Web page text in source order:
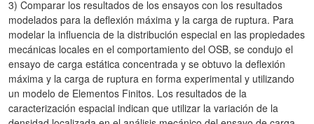
3) Comparar los resultados de los ensayos con los resultados
modelados para la deflexión máxima y la carga de ruptura. Para
modelar la influencia de la distribución especial en las propiedades
mecánicas locales en el comportamiento del OSB, se condujo el
ensayo de carga estática concentrada y se obtuvo la deflexión
máxima y la carga de ruptura en forma experimental y utilizando
un modelo de Elementos Finitos. Los resultados de la
caracterización espacial indican que utilizar la variación de la